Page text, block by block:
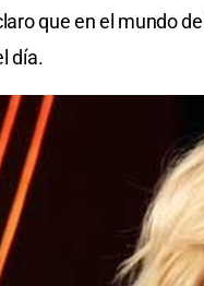
que en el mundo
día.